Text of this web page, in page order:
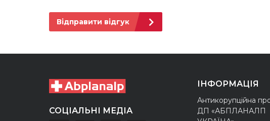
Відправити відгук
СОЦІАЛЬНІ МЕДІА
ІНФОРМАЦІЯ
Антикорупційна
ДП «АБПЛАНАЛП